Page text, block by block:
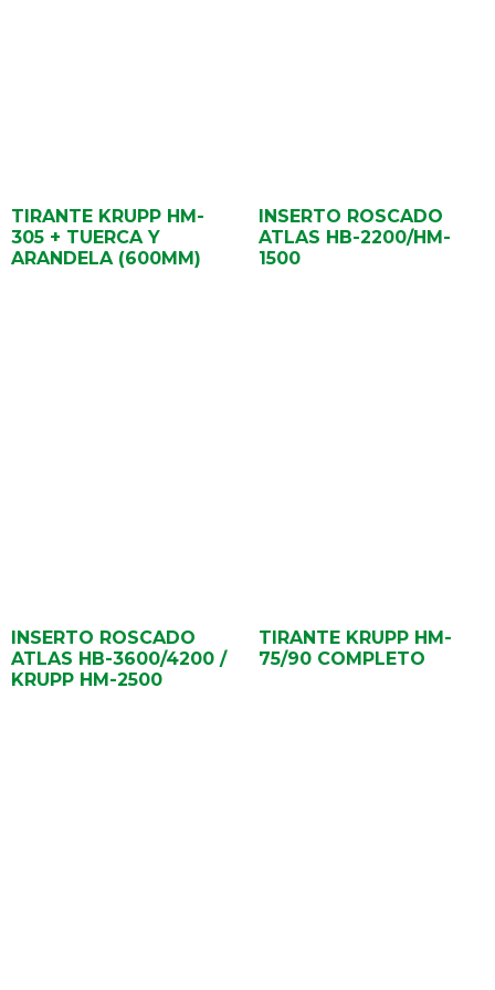
TIRANTE KRUPP HM-
305 + TUERCA Y
ARANDELA (600MM)
INSERTO ROSCADO
ATLAS HB-2200/HM-
1500
INSERTO ROSCADO
ATLAS HB-3600/4200 /
KRUPP HM-2500
TIRANTE KRUPP HM-
75/90 COMPLETO